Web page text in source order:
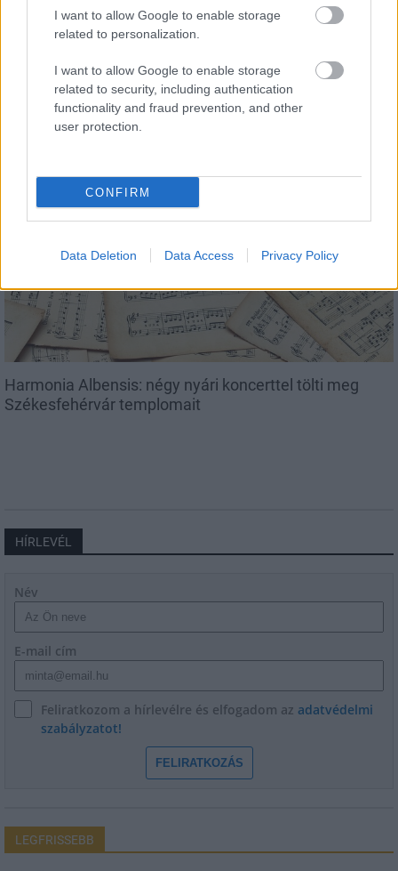
I want to allow Google to enable storage
related to personalization.
I want to allow Google to enable storage
related to security, including authentication
functionality and fraud prevention, and other
user protection.
CONFIRM
Data Deletion Data Access Privacy Policy
Fáklyafényben tárul fel Székesfehérvár történelmi
belvárosa
Harmonia Albensis: négy nyári koncerttel tölti meg
Székesfehérvár templomait
HÍRLEVÉL
Név
E-mail cím
Feliratkozom a hírlevélre és elfogadom az adatvédelmi
szabályzatot!
FELIRATKOZÁS
LEGFRISSEBB